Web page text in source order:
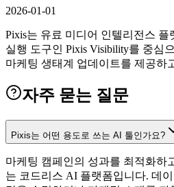
2026-01-01
Pixis는 유료 미디어 인텔리전스 플
실행 도구인 Pixis Visibility를 중심
마케팅 생태계 업데이트를 제공하
자주 묻는 질문
Pixis는 어떤 용도로 쓰는 AI 툴인가요?
마케팅 캠페인의 성과를 최적화하
는 코드리스 AI 플랫폼입니다. 데